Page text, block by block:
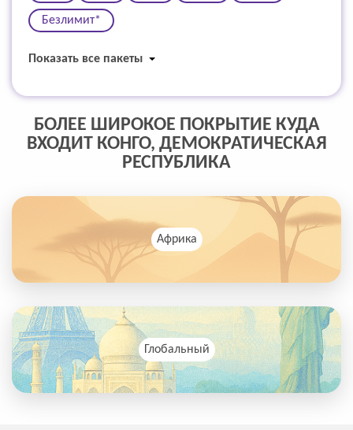
Безлимит*
Показать все пакеты
БОЛЕЕ ШИРОКОЕ ПОКРЫТИЕ КУДА
ВХОДИТ КОНГО, ДЕМОКРАТИЧЕСКАЯ
РЕСПУБЛИКА
Африка
Глобальный